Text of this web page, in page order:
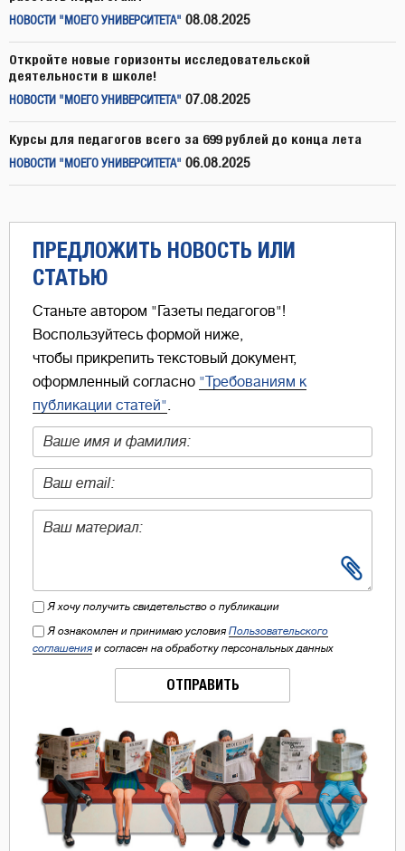
НОВОСТИ "МОЕГО УНИВЕРСИТЕТА" 08.08.2025
Откройте новые горизонты исследовательской
деятельности в школе!
НОВОСТИ "МОЕГО УНИВЕРСИТЕТА" 07.08.2025
Курсы для педагогов всего за 699 рублей до конца лета
НОВОСТИ "МОЕГО УНИВЕРСИТЕТА" 06.08.2025
ПРЕДЛОЖИТЬ НОВОСТЬ ИЛИ
СТАТЬЮ
Станьте автором "Газеты педагогов"!
Воспользуйтесь формой ниже,
чтобы прикрепить текстовый документ,
оформленный согласно "Требованиям к
публикации статей".
Я хочу получить свидетельство о публикации
Я ознакомлен и принимаю условия Пользовательского
соглашения и согласен на обработку персональных данных
ОТПРАВИТЬ